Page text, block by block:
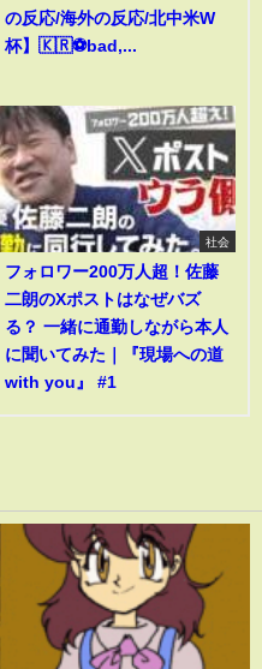
の反応/海外の反応/北中米W
杯】🇰🇷⚽bad,...
社会
フォロワー200万人超！佐藤
二朗のXポストはなぜバズ
る？ 一緒に通勤しながら本人
に聞いてみた｜『現場への道
with you』 #1